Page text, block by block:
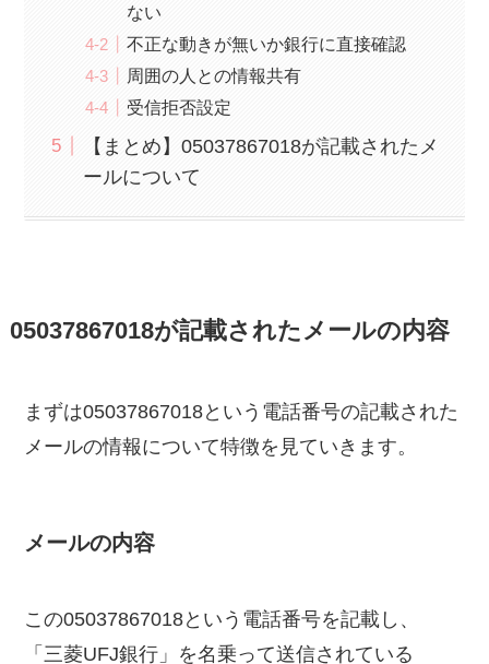
ない
不正な動きが無いか銀行に直接確認
周囲の人との情報共有
受信拒否設定
【まとめ】05037867018が記載されたメ
ールについて
05037867018が記載されたメールの内容
まずは05037867018という電話番号の記載された
メールの情報について特徴を見ていきます。
メールの内容
この05037867018という電話番号を記載し、
「三菱UFJ銀行」を名乗って送信されている